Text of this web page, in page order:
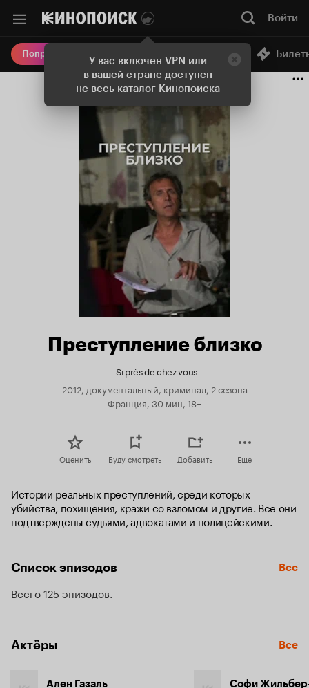
У вас включен VPN или
в вашей стране доступен
не весь каталог Кинопоиска
Войти
Попробовать Плюс Онлайн-кинотеатр
Преступление близко
Si près de chez vous
2012, документальный, криминал, 2 сезона
Франция, 30 мин, 18+
Оценить Буду смотреть Добавить Еще
Истории реальных преступлений, среди которых
убийства, похищения, кражи со взломом и другие. Все они
подтверждены судьями, адвокатами и полицейскими.
Список эпизодов Все
Всего 125 эпизодов
Актёры Все
Ален Газаль Софи